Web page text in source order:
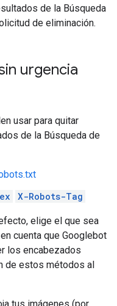
de la Búsqueda
de eliminación.
urgencia
usar para quitar
de la Búsqueda de
X-Robots-Tag
elige el que sea
cuenta que Googlebot
los encabezados
de estos métodos al